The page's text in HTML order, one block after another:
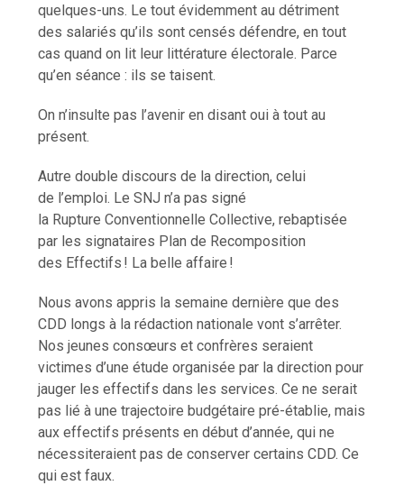
quelques-uns. Le tout évidemment au détriment
des salariés qu’ils sont censés défendre, en tout
cas quand on lit leur littérature électorale. Parce
qu’en séance : ils se taisent.
On n’insulte pas l’avenir en disant oui à tout au
présent.
Autre double discours de la direction, celui
de l’emploi. Le SNJ n’a pas signé
la Rupture Conventionnelle Collective, rebaptisée
par les signataires Plan de Recomposition
des Effectifs ! La belle affaire !
Nous avons appris la semaine dernière que des
CDD longs à la rédaction nationale vont s’arrêter.
Nos jeunes consœurs et confrères seraient
victimes d’une étude organisée par la direction pour
jauger les effectifs dans les services. Ce ne serait
pas lié à une trajectoire budgétaire pré-établie, mais
aux effectifs présents en début d’année, qui ne
nécessiteraient pas de conserver certains CDD. Ce
qui est faux.